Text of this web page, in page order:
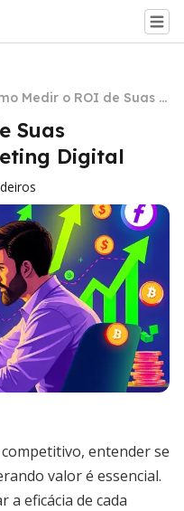
Medir o ROI de Suas E
de Marketing Digi
Suas
Digital
entender se
valor é essencial.
a eficácia de cada